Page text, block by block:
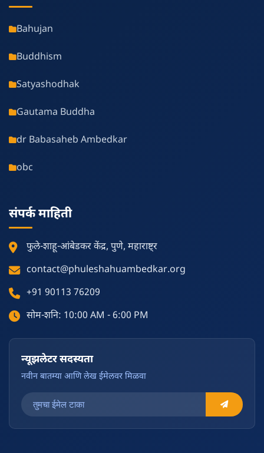
Bahujan
Buddhism
Satyashodhak
Gautama Buddha
dr Babasaheb Ambedkar
obc
संपर्क माहिती
फुले-शाहू-आंबेडकर केंद्र, पुणे, महाराष्ट्र
contact@phuleshahuambedkar.org
+91 90113 76209
सोम-शनि: 10:00 AM - 6:00 PM
न्यूझलेटर सदस्यता
नवीन बातम्या आणि लेख ईमेलवर मिळवा